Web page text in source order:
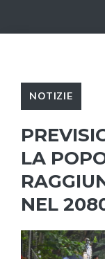
NOTIZIE
LA
NEL